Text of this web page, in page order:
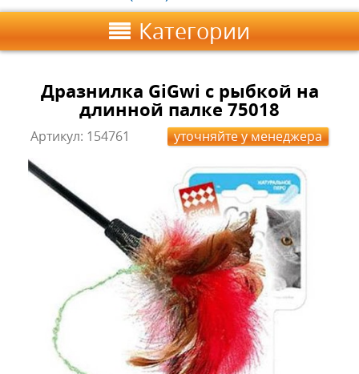
Категории
Дразнилка GiGwi с рыбкой на
длинной палке 75018
Артикул: 154761 уточняйте у менеджера